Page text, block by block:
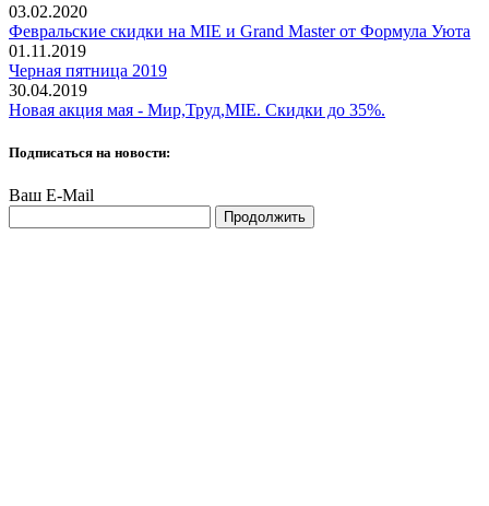
03.02.2020
Февральские скидки на MIE и Grand Master от Формула Уюта
01.11.2019
Черная пятница 2019
30.04.2019
Новая акция мая - Мир,Труд,MIE. Скидки до 35%.
Подписаться на новости:
Ваш E-Mail
Продолжить